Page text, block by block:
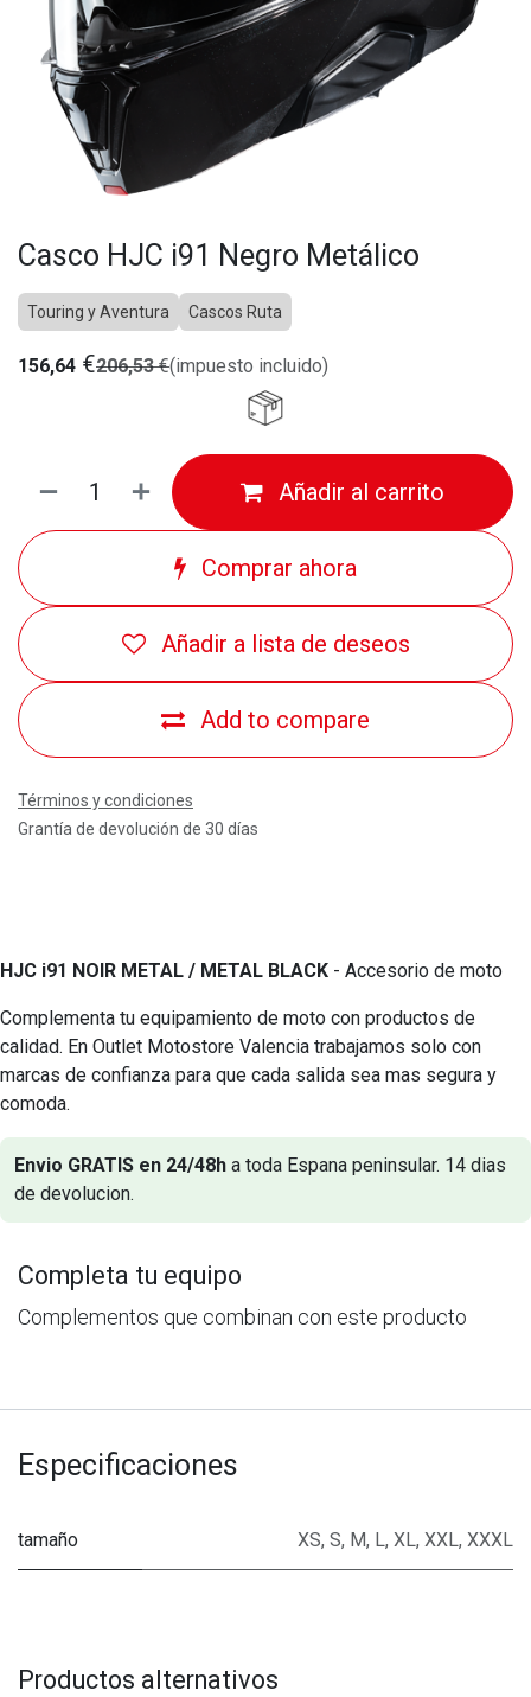
Casco HJC i91 Negro Metálico
Touring y Aventura Cascos Ruta
156,64 €206,53€(impuesto incluido)
Añadir al carrito
Comprar ahora
Add to compare
Añadir a lista de deseos
Términos y condiciones
Grantía de devolución de 30 días
HJC i91 NOIR METAL / METAL BLACK - Accesorio de moto
Complementa tu equipamiento de moto con productos de
calidad. En Outlet Motostore Valencia trabajamos solo con
marcas de confianza para que cada salida sea mas segura y
comoda.
Envio GRATIS en 24/48h a toda Espana peninsular. 14 dias
de devolucion.
Completa tu equipo
Complementos que combinan con este producto
Especificaciones
tamaño XS, S, M, L, XL, XXL, XXXL
Productos alternativos